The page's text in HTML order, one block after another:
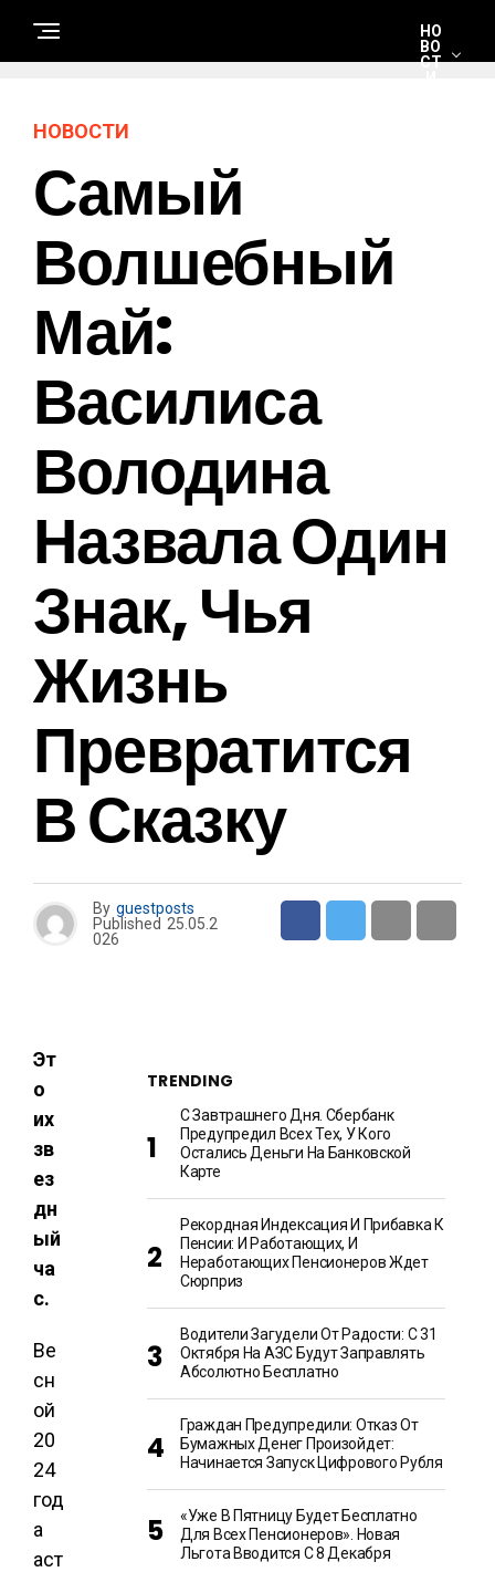
НО
ВО
СТ
НОВОСТИ
Самый
Волшебный
Май:
Василиса
Володина
Назвала Один
Знак, Чья
Жизнь
Превратится
В Сказку
By guestposts
Published 25.05.2
026
Эт
о
их
зв
ез
дн
ый
ча
с.
Ве
сн
ой
20
24
год
а
аст
TRENDING
С Завтрашнего Дня. Сбербанк
Предупредил Всех Тех, У Кого
Остались Деньги На Банковской
Карте
Рекордная Индексация И Прибавка К
Пенсии: И Работающих, И
Неработающих Пенсионеров Ждет
Сюрприз
Водители Загудели От Радости: С 31
Октября На АЗС Будут Заправлять
Абсолютно Бесплатно
Граждан Предупредили: Отказ От
Бумажных Денег Произойдет:
Начинается Запуск Цифрового Рубля
«Уже В Пятницу Будет Бесплатно
Для Всех Пенсионеров». Новая
Льгота Вводится С 8 Декабря